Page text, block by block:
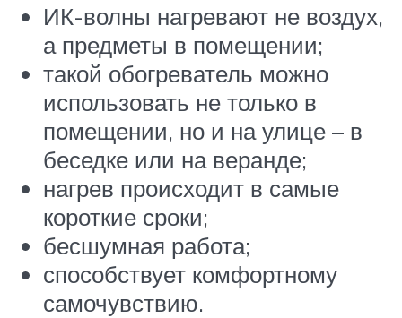
ИК-волны нагревают не воздух,
а предметы в помещении;
такой обогреватель можно
использовать не только в
помещении, но и на улице – в
беседке или на веранде;
нагрев происходит в самые
короткие сроки;
бесшумная работа;
способствует комфортному
самочувствию.